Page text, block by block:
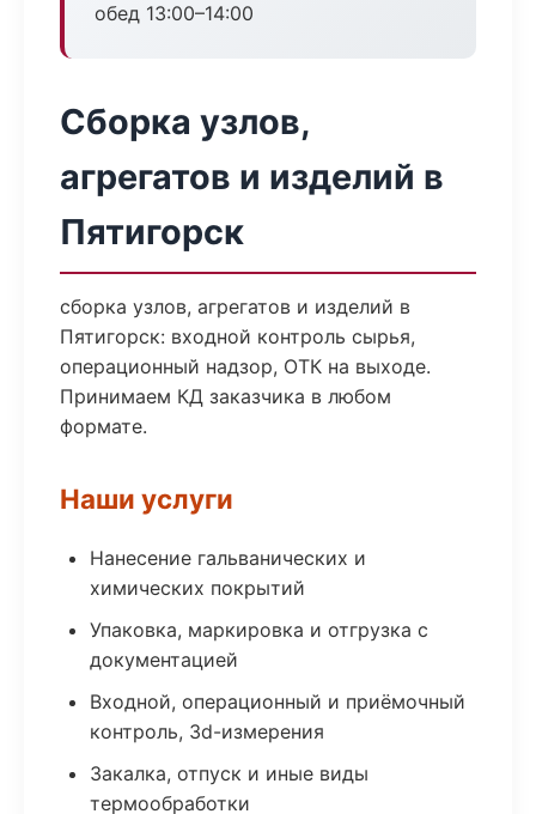
обед 13:00–14:00
Сборка узлов,
агрегатов и изделий в
Пятигорск
сборка узлов, агрегатов и изделий в
Пятигорск: входной контроль сырья,
операционный надзор, ОТК на выходе.
Принимаем КД заказчика в любом
формате.
Наши услуги
Нанесение гальванических и
химических покрытий
Упаковка, маркировка и отгрузка с
документацией
Входной, операционный и приёмочный
контроль, 3d-измерения
Закалка, отпуск и иные виды
термообработки